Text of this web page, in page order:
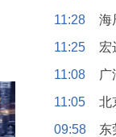
11:28
海
11:25
宏
11:08
广
11:05
北
09:58
东